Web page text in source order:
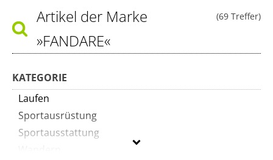
(69 Treffer)
Artikel der Marke
»FANDARE«
KATEGORIE
Laufen
Sportausrüstung
Sportausstattung